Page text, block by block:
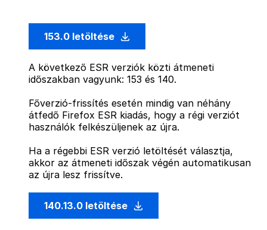
153.0 letöltése
A következő ESR verziók közti átmeneti
időszakban vagyunk: 153 és 140.
Főverzió-frissítés esetén mindig van néhány
átfedő Firefox ESR kiadás, hogy a régi verziót
használók felkészüljenek az újra.
Ha a régebbi ESR verzió letöltését választja,
akkor az átmeneti időszak végén automatikusan
az újra lesz frissítve.
140.13.0 letöltése